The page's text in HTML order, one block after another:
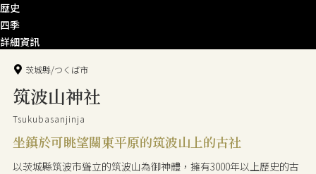
歴史
四季
詳細資訊
茨城縣/つくば市
筑波山神社
Tsukubasanjinja
坐鎮於可眺望關東平原的筑波山上的古社
以茨城縣筑波市聳立的筑波山為御神體，擁有3000年以上歷史的古